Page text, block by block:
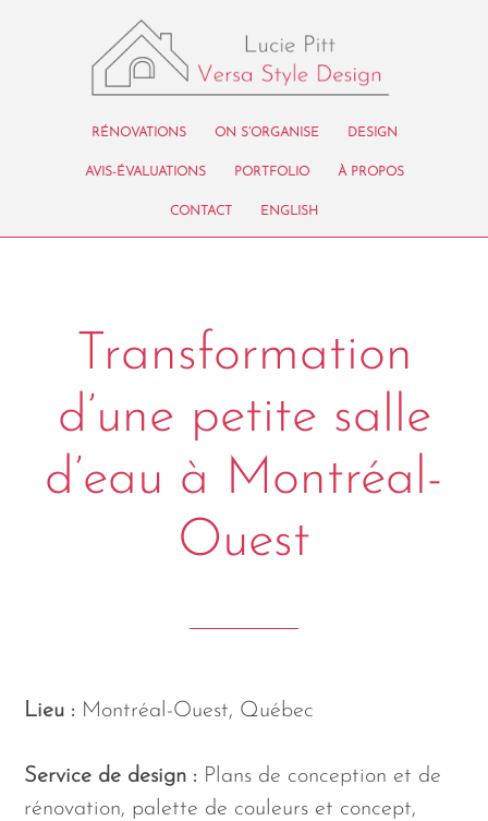
RÉNOVATIONS ON S’ORGANISE DESIGN
AVIS-ÉVALUATIONS PORTFOLIO À PROPOS
CONTACT ENGLISH
Transformation
d’une petite salle
d’eau à Montréal-
Ouest
Lieu : Montréal-Ouest, Québec
Service de design : Plans de conception et de
rénovation, palette de couleurs et concept,